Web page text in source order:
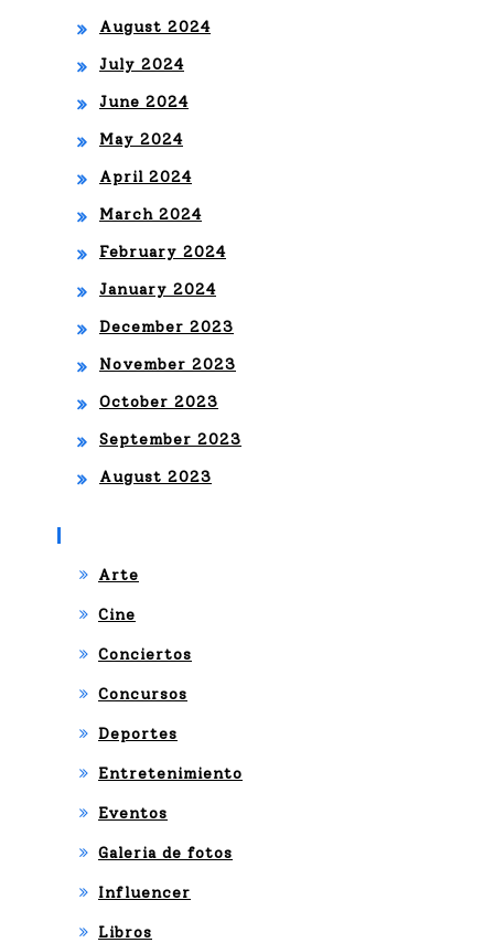
August 2024
July 2024
June 2024
May 2024
April 2024
March 2024
February 2024
January 2024
December 2023
November 2023
October 2023
September 2023
August 2023
Arte
Cine
Conciertos
Concursos
Deportes
Entretenimiento
Eventos
Galeria de fotos
Influencer
Libros